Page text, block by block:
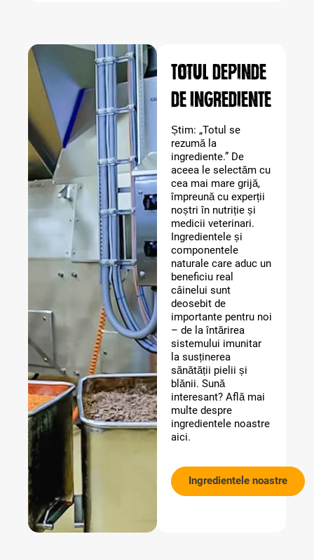
Totul depinde
de ingrediente
Știm: „Totul se
rezumă la
ingrediente.” De
aceea le selectăm cu
cea mai mare grijă,
împreună cu experții
noștri în nutriție și
medicii veterinari.
Ingredientele și
componentele
naturale care aduc un
beneficiu real
câinelui sunt
deosebit de
importante pentru noi
– de la întărirea
sistemului imunitar
la susținerea
sănătății pielii și
blănii. Sună
interesant? Află mai
multe despre
ingredientele noastre
aici.
Ingredientele noastre